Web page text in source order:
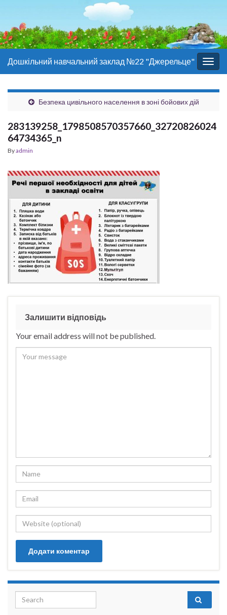
Дошкільний навчальний заклад №22 "Джерельце"
Безпека цивільного населення в зоні бойових дій
283139258_1798508570357660_32720826024
64734365_n
Byadmin
Залишити відповідь
Your email address will not be published.
Search for: